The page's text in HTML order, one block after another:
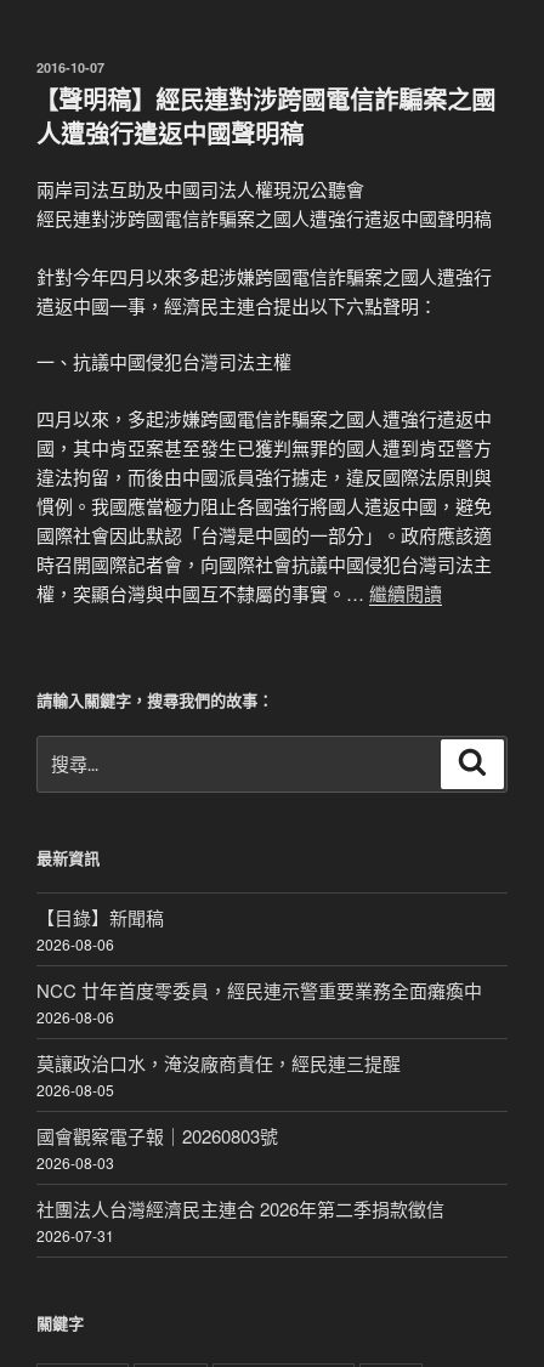
發
2016-10-07
【聲明稿】經民連對涉跨國電信詐騙案之國
人遭強行遣返中國聲明稿
兩岸司法互助及中國司法人權現況公聽會
經民連對涉跨國電信詐騙案之國人遭強行遣返中國聲明稿
針對今年四月以來多起涉嫌跨國電信詐騙案之國人遭強行
遣返中國一事，經濟民主連合提出以下六點聲明：
一、抗議中國侵犯台灣司法主權
四月以來，多起涉嫌跨國電信詐騙案之國人遭強行遣返中
國，其中肯亞案甚至發生已獲判無罪的國人遭到肯亞警方
違法拘留，而後由中國派員強行擄走，違反國際法原則與
慣例。我國應當極力阻止各國強行將國人遣返中國，避免
國際社會因此默認「台灣是中國的一部分」。政府應該適
時召開國際記者會，向國際社會抗議中國侵犯台灣司法主
權，突顯台灣與中國互不隸屬的事實。… 繼續閱讀
請輸入關鍵字，搜尋我們的故事：
尋
字:
最新資訊
【目錄】新聞稿
2026-08-06
NCC 廿年首度零委員，經民連示警重要業務全面癱瘓中
2026-08-06
莫讓政治口水，淹沒廠商責任，經民連三提醒
2026-08-05
國會觀察電子報｜20260803號
2026-08-03
社團法人台灣經濟民主連合 2026年第二季捐款徵信
2026-07-31
關鍵字